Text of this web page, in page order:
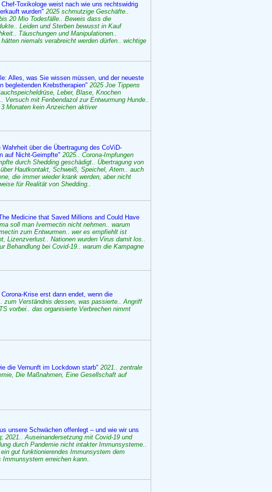
Toxikologe weist nach wie uns rechtswidrig
wurden" 2025 schmutzige Geschäfte..
20 Mio Todesfälle.. Beweis dass die
Leiden und Sterben bewusst in Kauf
Täuschungen und Manipulationen..
niemals verabreicht werden dürfen.. wichtige
Alles, was Sie wissen müssen, und der neueste
begleitenden Krebstherapien" 2025 Joe Tippens
Leber, Blase, Knochen
Versuch mit Fenbendazol zur Entwurmung Hunde..
Monaten kein Anzeichen aktiver
über die Übertragung des CoViD-
auf Nicht-Geimpfte" 2025.. Corona-Impfungen
durch Shedding geschädigt.. Übertragung von
Hautkontakt, Schweiß, Speichel, Atem.. auch
die immer wieder krank werden, aber nicht
für Realität von Shedding..
Medicine that Saved Millions and Could Have
soll man Ivermectin nicht nehmen.. warum
zum Entwurmen.. wer es empfiehlt ist
Lizenzverlust.. Nationen wurden Virus damit los..
Behandlung bei Covid-19.. warum die Kampagne
Krise erst dann endet, wenn die
zum Verständnis dessen, was passierte.. Angriff
vorbei.. das organisierte Verbrechen nimmt
die Vernunft im Lockdown starb" 2021.. zentrale
Die Maßnahmen, Eine Gesellschaft auf
unsere Schwächen offenlegt – und wie wir uns
2021.. Auseinandersetzung mit Covid-19 und
durch Pandemie nicht intakter Immunsysteme..
gut funktionierendes Immunsystem dem
erreichen kann..